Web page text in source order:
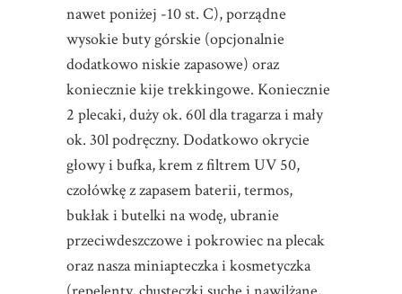
nawet poniżej -10 st. C), porządne
wysokie buty górskie (opcjonalnie
dodatkowo niskie zapasowe) oraz
koniecznie kije trekkingowe. Koniecznie
2 plecaki, duży ok. 60l dla tragarza i mały
ok. 30l podręczny. Dodatkowo okrycie
głowy i bufka, krem z filtrem UV 50,
czołówkę z zapasem baterii, termos,
bukłak i butelki na wodę, ubranie
przeciwdeszczowe i pokrowiec na plecak
oraz nasza miniapteczka i kosmetyczka